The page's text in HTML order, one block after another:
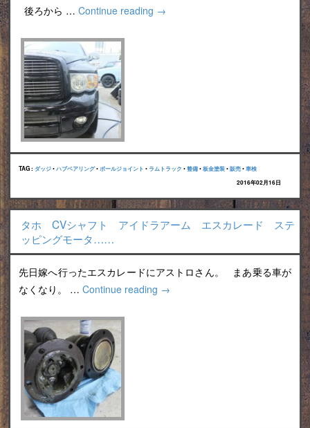
後ろから … Continue reading →
TAG : ダッジ•ハブベアリング•ボールジョイント • ラムトラック •整備•板金塗装•販売•車検
2016年02月16日
タホ CVシャフト アイドラアーム エスカレード ステ
ッピングモータ……
先日嫁へ行ったエスカレードにアストロさん。 まあ乗る車が
なくなり。 … Continue reading →